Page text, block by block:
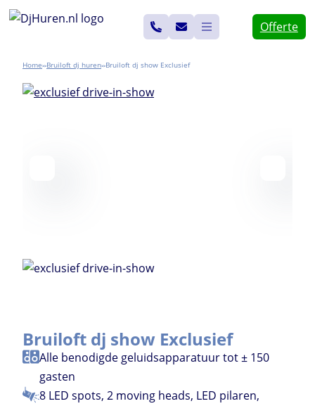
Ga
inhoud
Offerte
Home>>Bruiloft dj huren>>Bruiloft dj show Exclusief
Bruiloft dj show Exclusief
Alle benodigde geluidsapparatuur tot ± 150
gasten
8 LED spots, 2 moving heads, LED pilaren,